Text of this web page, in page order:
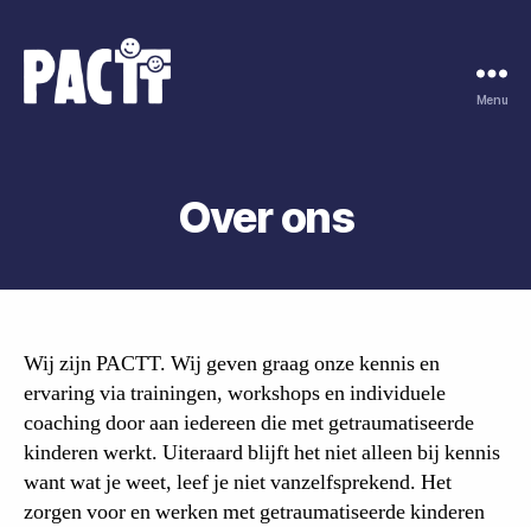
Menu
Over ons
Wij zijn PACTT. Wij geven graag onze kennis en
ervaring via trainingen, workshops en individuele
coaching door aan iedereen die met getraumatiseerde
kinderen werkt. Uiteraard blijft het niet alleen bij kennis
want wat je weet, leef je niet vanzelfsprekend. Het
zorgen voor en werken met getraumatiseerde kinderen